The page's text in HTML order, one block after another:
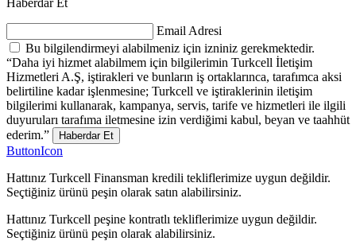
Email Adresi
Bu bilgilendirmeyi alabilmeniz için izniniz gerekmektedir.
“Daha iyi hizmet alabilmem için bilgilerimin Turkcell İletişim
Hizmetleri A.Ş, iştirakleri ve bunların iş ortaklarınca, tarafımca aksi
belirtiline kadar işlenmesine; Turkcell ve iştiraklerinin iletişim
bilgilerimi kullanarak, kampanya, servis, tarife ve hizmetleri ile ilgili
duyuruları tarafıma iletmesine izin verdiğimi kabul, beyan ve taahhüt
ederim.”
Haberdar Et
ButtonIcon
Hattınız Turkcell Finansman kredili tekliflerimize uygun değildir.
Seçtiğiniz ürünü peşin olarak satın alabilirsiniz.
Hattınız Turkcell peşine kontratlı tekliflerimize uygun değildir.
Seçtiğiniz ürünü peşin olarak alabilirsiniz.